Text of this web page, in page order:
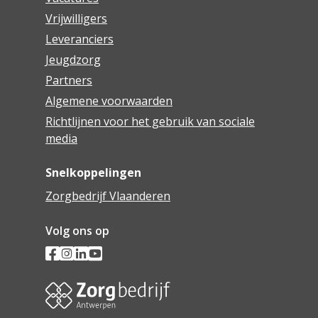
Vrijwilligers
Leveranciers
Jeugdzorg
Partners
Algemene voorwaarden
Richtlijnen voor het gebruik van sociale
media
Snelkoppelingen
Zorgbedrijf Vlaanderen
Volg ons op